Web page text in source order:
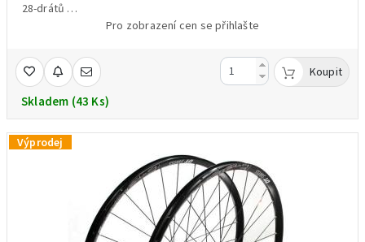
28-drátů
Pro 6-děrové kotouče
barva černá - polep oranžový
váha 1189 g /váženo/
Pro zobrazení cen se přihlašte
Skladem (43 Ks)
Koupit
Výprodej